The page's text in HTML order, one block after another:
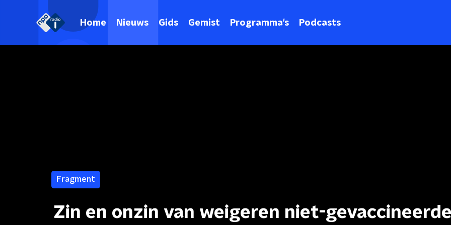
Home Nieuws Gids Gemist Programma's Podcasts
Fragment
Zin en onzin van weigeren niet-